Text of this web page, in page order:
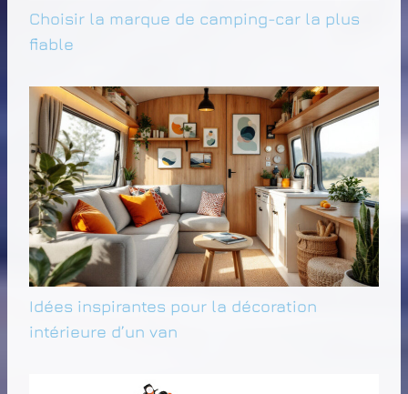
Choisir la marque de camping-car la plus
fiable
Idées inspirantes pour la décoration
intérieure d’un van